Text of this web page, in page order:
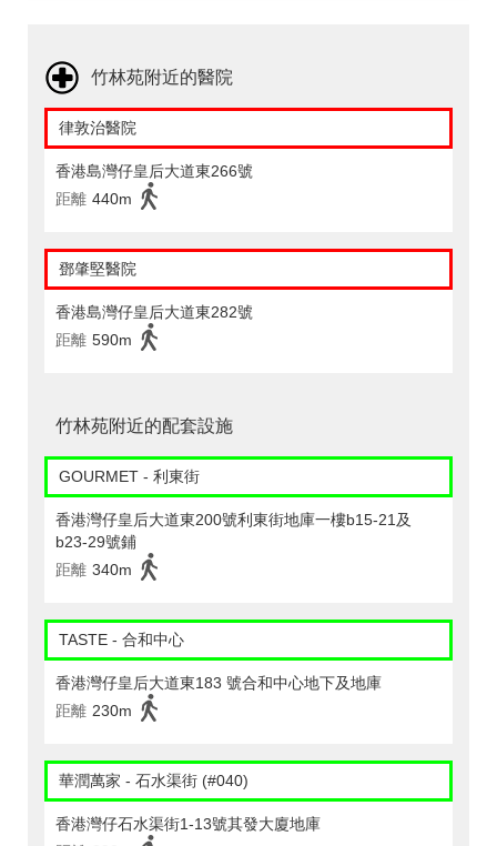
竹林苑附近的醫院
律敦治醫院
香港島灣仔皇后大道東266號
距離 440m
鄧肇堅醫院
香港島灣仔皇后大道東282號
距離 590m
竹林苑附近的配套設施
GOURMET - 利東街
香港灣仔皇后大道東200號利東街地庫一樓b15-21及
b23-29號鋪
距離 340m
TASTE - 合和中心
香港灣仔皇后大道東183 號合和中心地下及地庫
距離 230m
華潤萬家 - 石水渠街 (#040)
香港灣仔石水渠街1-13號其發大廈地庫